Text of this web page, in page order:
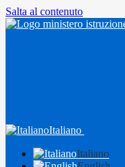
Salta al contenuto
Italiano
Italiano